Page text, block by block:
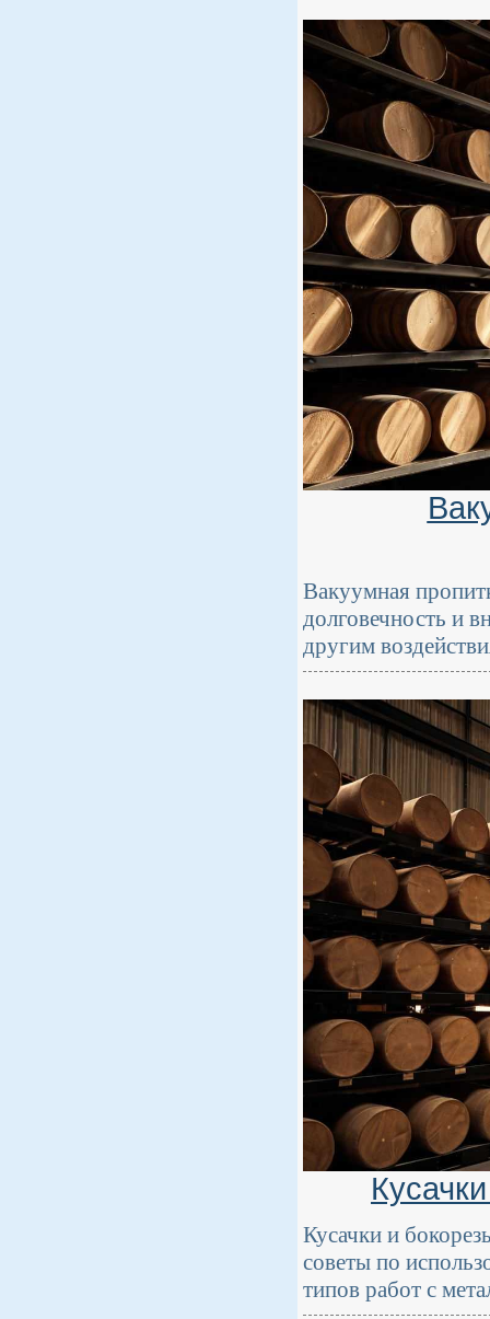
Вакуумная
долговечность и
другим
Кусачки и
советы по
типов работ с